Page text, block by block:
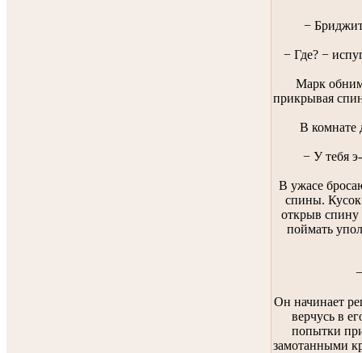
−
− Где? −
Марк
прикрывая
В комнате
− У тебя
В ужасе
спины. Кусок
открыв спину
поймать
Он начинает
верчусь в
попытки
замотанными